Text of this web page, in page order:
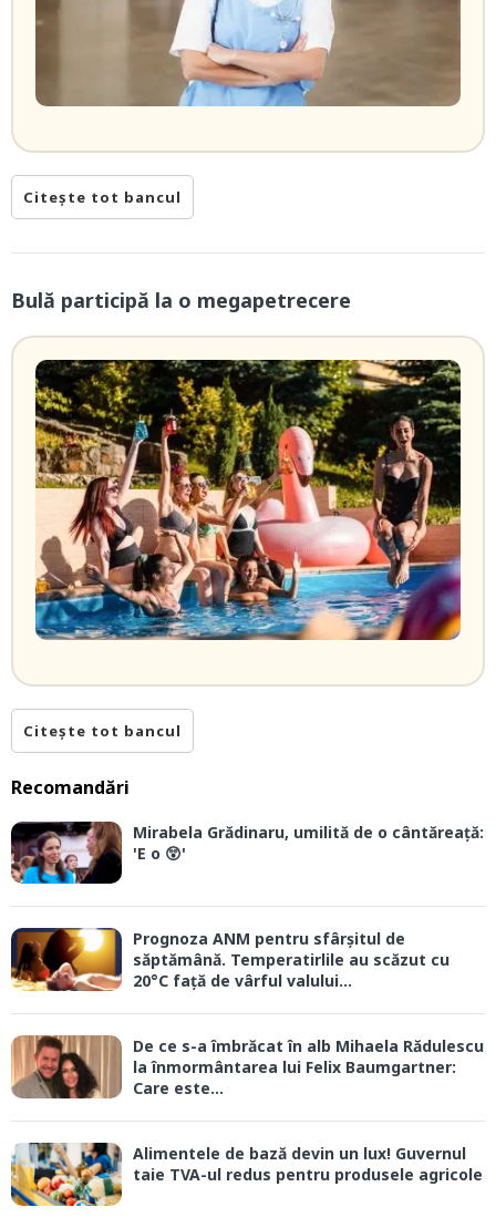
Citește tot bancul
Bulă participă la o megapetrecere
Citește tot bancul
Recomandări
Mirabela Grădinaru, umilită de o cântăreață:
'E o 😲'
Prognoza ANM pentru sfârșitul de
săptămână. Temperatirlile au scăzut cu
20°C față de vârful valului...
De ce s-a îmbrăcat în alb Mihaela Rădulescu
la înmormântarea lui Felix Baumgartner:
Care este...
Alimentele de bază devin un lux! Guvernul
taie TVA-ul redus pentru produsele agricole